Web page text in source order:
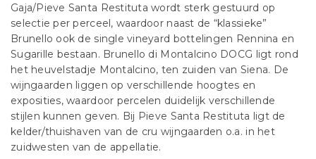
Gaja/Pieve Santa Restituta wordt sterk gestuurd op
selectie per perceel, waardoor naast de “klassieke”
Brunello ook de single vineyard bottelingen Rennina en
Sugarille bestaan. Brunello di Montalcino DOCG ligt rond
het heuvelstadje Montalcino, ten zuiden van Siena. De
wijngaarden liggen op verschillende hoogtes en
exposities, waardoor percelen duidelijk verschillende
stijlen kunnen geven. Bij Pieve Santa Restituta ligt de
kelder/thuishaven van de cru wijngaarden o.a. in het
zuidwesten van de appellatie.